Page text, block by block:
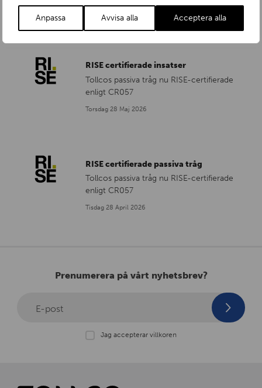
Anpassa Avvisa alla Acceptera alla
RISE certifierade insatser
Tollcos passiva tråg nu RISE-certifierade
enligt CR057
Torsdag 28 Maj 2026
RISE certifierade passiva tråg
Tollcos passiva tråg nu RISE-certifierade
enligt CR057
Tisdag 28 April 2026
Prenumerera på vårt nyhetsbrev?
E-post
Jag accepterar villkoren